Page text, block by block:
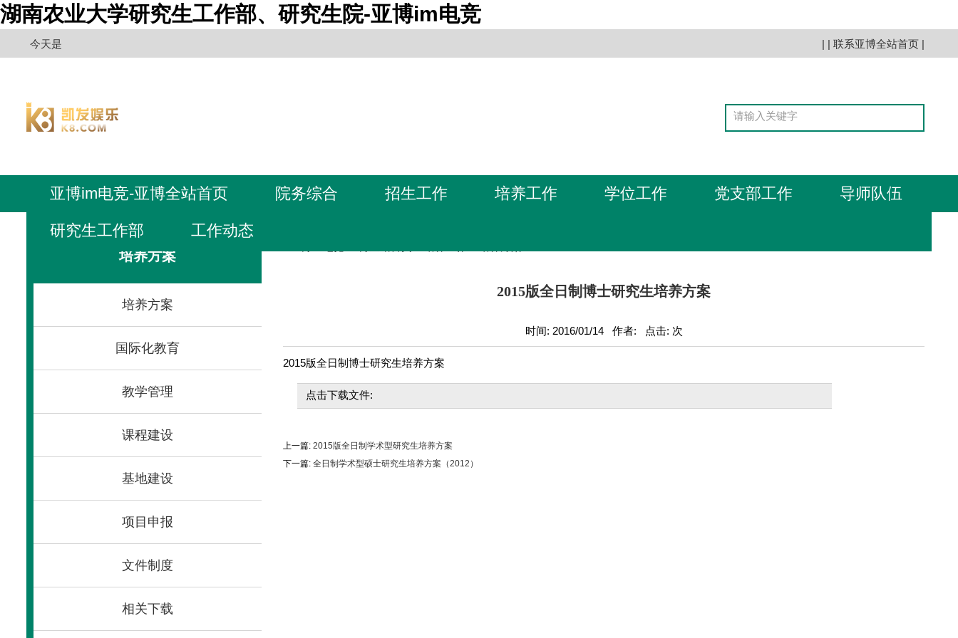
湖南农业大学研究生工作部、研究生院-亚博im电竞
今天是 | | 联系亚博全站首页 |
亚博im电竞-亚博全站首页 院务综合 招生工作 培养工作 学位工作 党支部工作 导师队伍
研究生工作部 工作动态
培养方案
培养方案
国际化教育
教学管理
课程建设
基地建设
项目申报
文件制度
相关下载
2015版全日制博士研究生培养方案
时间: 2016/01/14 作者: 点击: 次
2015版全日制博士研究生培养方案
点击下载文件:
上一篇: 2015版全日制学术型研究生培养方案
下一篇: 全日制学术型硕士研究生培养方案（2012）